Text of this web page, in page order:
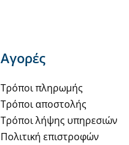
Αγορές
Τρόποι πληρωμής
Τρόποι αποστολής
Τρόποι λήψης υπηρεσιών
Πολιτική επιστροφών